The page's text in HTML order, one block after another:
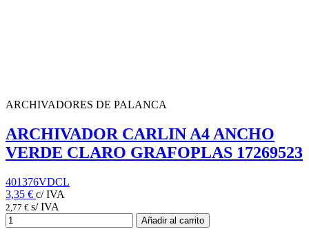
ARCHIVADORES DE PALANCA
ARCHIVADOR CARLIN A4 ANCHO
VERDE CLARO GRAFOPLAS 17269523
401376VDCL
3,35 € c/ IVA
2,77 € s/ IVA
Añadir al carrito